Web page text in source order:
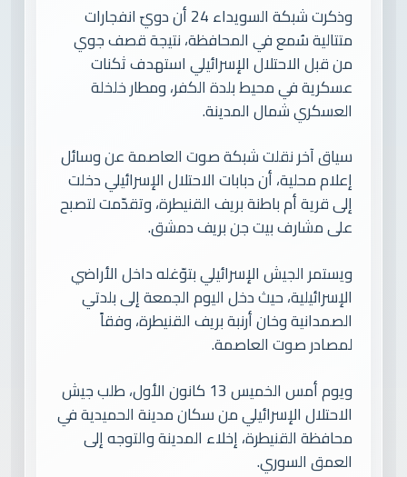
وذكرت شبكة السويداء 24 أن دويّ انفجارات
متتالية سُمع في المحافظة، نتيجة قصف جوي
من قبل الاحتلال الإسرائيلي استهدف ثكنات
عسكرية في محيط بلدة الكفر، ومطار خلخلة
العسكري شمال المدينة.
سياق آخر نقلت شبكة صوت العاصمة عن وسائل
إعلام محلية، أن دبابات الاحتلال الإسرائيلي دخلت
إلى قرية أم باطنة بريف القنيطرة، وتقدّمت لتصبح
على مشارف بيت جن بريف دمشق.
ويستمر الجيش الإسرائيلي بتوّغله داخل الأراضي
الإسرائيلية، حيث دخل اليوم الجمعة إلى بلدتي
الصمدانية وخان أرنبة بريف القنيطرة، وفقاً
لمصادر صوت العاصمة.
ويوم أمس الخميس 13 كانون الأول، طلب جيش
الاحتلال الإسرائيلي من سكان مدينة الحميدية في
محافظة القنيطرة، إخلاء المدينة والتوجه إلى
العمق السوري.